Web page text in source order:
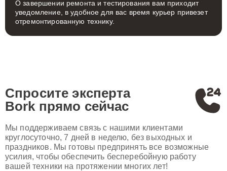
О завершении ремонта и тестирования вам приходит
уведомление, в удобное для вас время курьер привезет
отремонтированную технику.
Спросите эксперта
Bork прямо сейчас
Мы поддерживаем связь с нашими клиентами
круглосуточно, 7 дней в неделю, без выходных и
праздников. Мы готовы предпринять все возможные
усилия, чтобы обеспечить бесперебойную работу
вашей техники на протяжении многих лет!